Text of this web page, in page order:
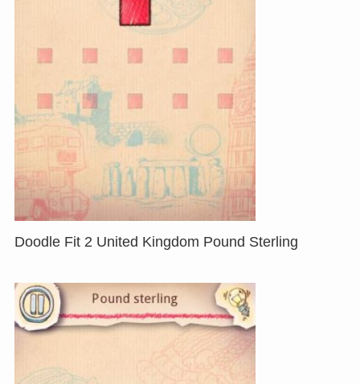
Doodle Fit 2 United Kingdom Pound Sterling